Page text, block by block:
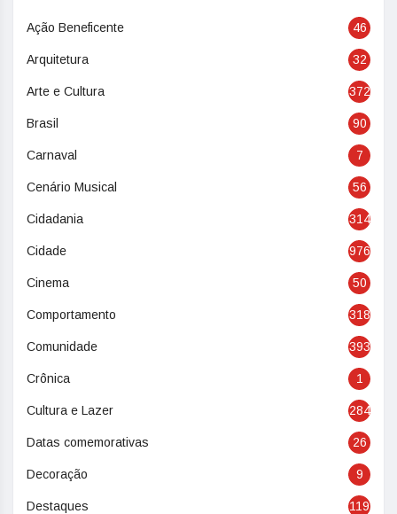
Ação Beneficente 46
Arquitetura 32
Arte e Cultura 372
Brasil 90
Carnaval 7
Cenário Musical 56
Cidadania 314
Cidade 976
Cinema 50
Comportamento 318
Comunidade 393
Crônica 1
Cultura e Lazer 284
Datas comemorativas 26
Decoração 9
Destaques 119